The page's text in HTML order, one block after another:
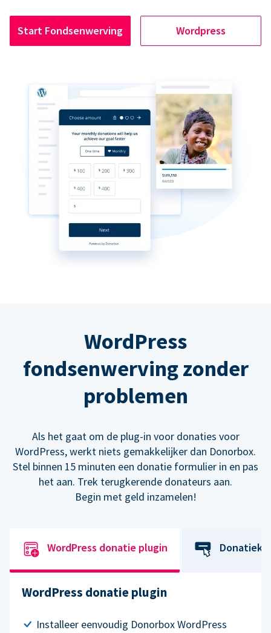
Start Fondsenwerving Wordpress
WordPress
fondsenwerving zonder
problemen
Als het gaat om de plug-in voor donaties voor
WordPress, werkt niets gemakkelijker dan Donorbox.
Stel binnen 15 minuten een donatie formulier in en pas
het aan. Trek terugkerende donateurs aan.
Begin met geld inzamelen!
WordPress donatie plugin
WordPress donatie plugin
Installeer eenvoudig Donorbox WordPress